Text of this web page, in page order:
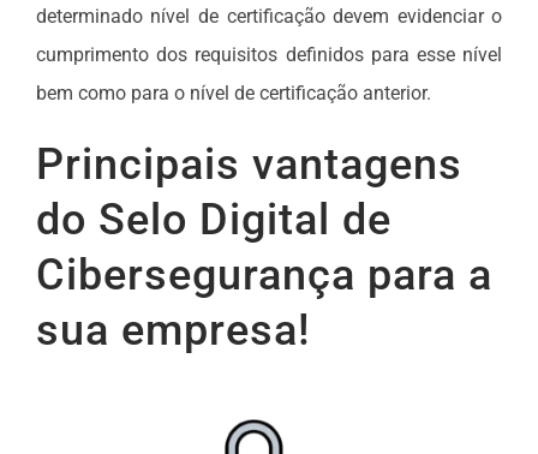
determinado nível de certificação devem evidenciar o
cumprimento dos requisitos definidos para esse nível
bem como para o nível de certificação anterior.
Principais vantagens
do Selo Digital de
Cibersegurança para a
sua empresa!